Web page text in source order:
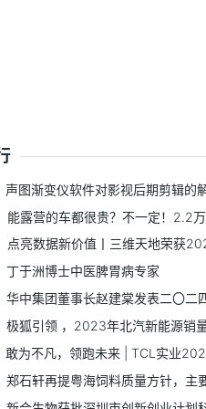
声图渐变仪软件对影视后期剪辑的
能露营的车都很贵？不一定！2.2万就能拥有舒适大
点亮数据新价值丨三维天地荣获2023中国大数据创新领军
丁于洲博士中医脾胃病专家
华中集团董事长赵建棠发表二〇二四年新年
极狐引领 ，2023年北汽新能源销量高速
敢为不凡，领跑未来 | TCL实业2024新年全球
郑石轩再提粤海饲料质量方针，主要产品要处于领